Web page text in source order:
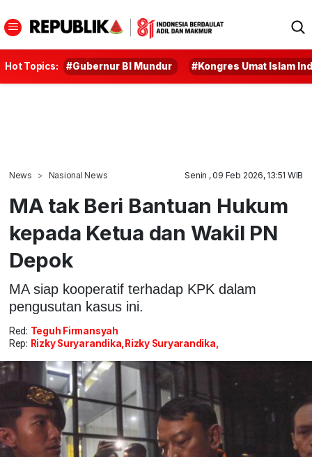
Hot Topics: #Gubernur BI Mundur #Kongres Umat Islam
News Nasional News Senin , 09 Feb 2026, 13:51 WIB
MA tak Beri Bantuan Hukum
kepada Ketua dan Wakil PN
Depok
MA siap kooperatif terhadap KPK dalam
pengusutan kasus ini.
Red: Teguh Firmansyah
Rep: Rizky Suryarandika,Rizky Suryarandika,